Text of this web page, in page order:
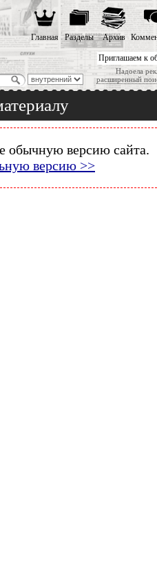
Приглашаем к
Надоела
расширенный
Главная Разделы Архив
обычную версию сайта.
версию >>